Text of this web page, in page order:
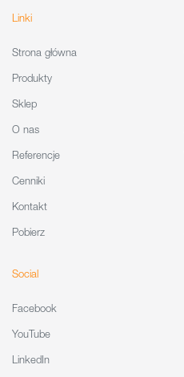
Linki
Strona główna
Produkty
Sklep
O nas
Referencje
Cenniki
Kontakt
Pobierz
Social
Facebook
YouTube
LinkedIn